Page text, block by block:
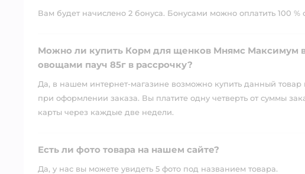
Вам будет начислено 2 бонуса. Бонусами можно оплатить 100 %
Можно ли купить Корм для щенков Мнямс Максимум
овощами пауч 85г в рассрочку?
Да, в нашем интернет-магазине возможно купить данный товар
при оформлении заказа. Вы платите одну четверть от суммы
карты через каждые две недели.
Есть ли фото товара на нашем сайте?
Да, у нас вы можете увидеть 5 фото под названием товара.